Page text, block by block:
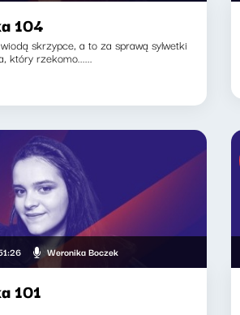
104
skrzypce, a to za sprawą sylwetki
który rzekomo......
Weronika Boczek
101